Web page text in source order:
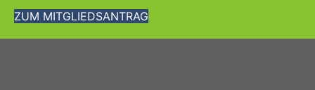
ZUM MITGLIEDSANTRAG